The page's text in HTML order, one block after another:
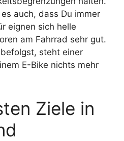
auch, dass Du immer
eignen sich helle
am Fahrrad sehr gut.
steht einer
E-Bike nichts mehr
Ziele in